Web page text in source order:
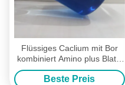
Flüssiges Caclium mit Bor
kombiniert Amino plus Blatt-
Düngemittel auf der
basierten Aminosäure
Beste Preis